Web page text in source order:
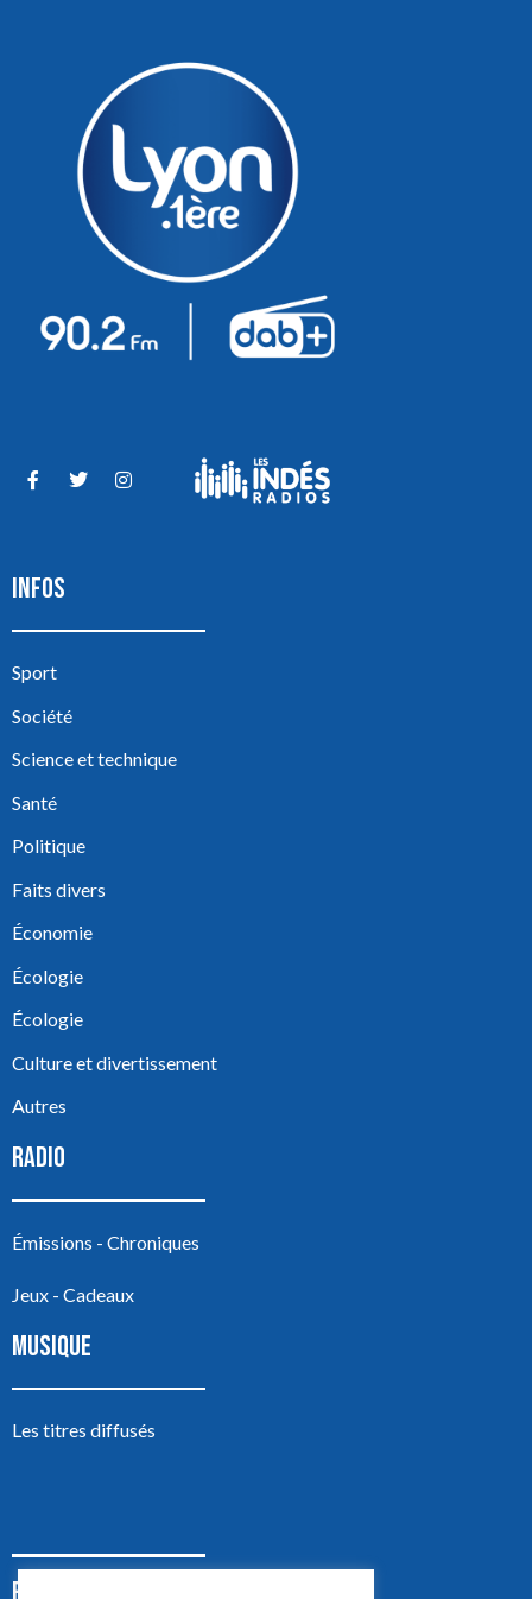
INFOS
Sport
Société
Science et technique
Santé
Politique
Faits divers
Économie
Écologie
Écologie
Culture et divertissement
Autres
RADIO
Émissions - Chroniques
Jeux - Cadeaux
MUSIQUE
Les titres diffusés
PODCASTS